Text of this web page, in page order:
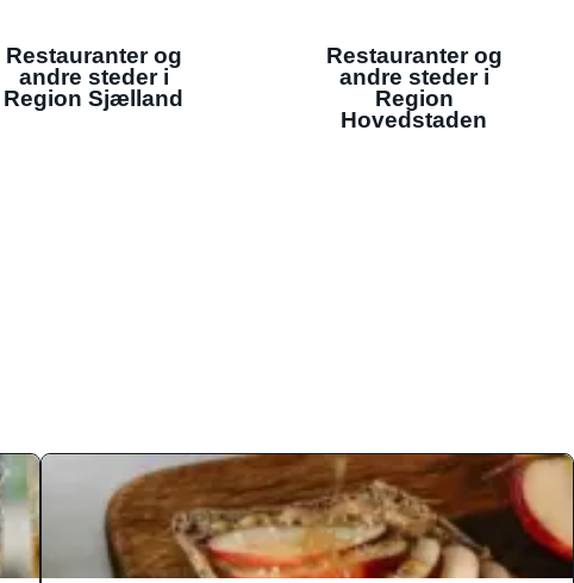
Restauranter og
andre steder i
Region Sjælland
Restauranter og
andre steder i
Region
Hovedstaden